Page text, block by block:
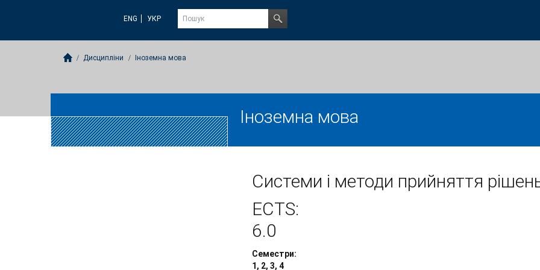
ENG УКР
Дисципліни Іноземна мова
Іноземна мова
Системи і методи прийняття
ECTS:
6.0
Семестри:
1, 2, 3, 4